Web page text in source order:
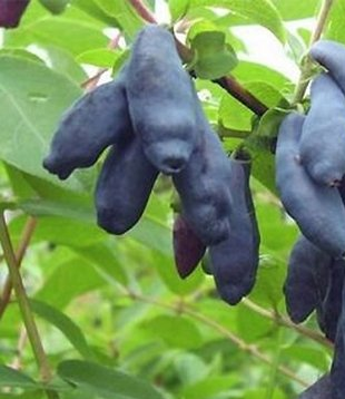
Выберите город
Обратный звонок Заказать обратный звонок
Каталог
Семена
Грунты
Газонные травы, сидераты
Горшки, рассадники, аксессуары
Посадочный материал
Садовый инструмент, инвентарь